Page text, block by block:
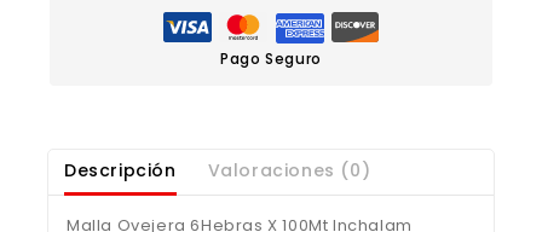
Pago Seguro
Descripción Valoraciones (0)
Malla Ovejera 6Hebras X 100Mt Inchalam